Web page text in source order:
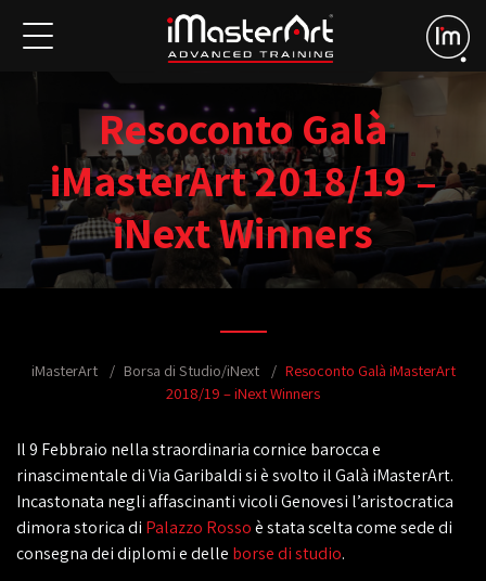
Resoconto Galà
iMasterArt 2018/19 –
iNext Winners
iMasterArt Borsa di Studio/iNext
Resoconto Galà iMasterArt
2018/19 – iNext Winners
Il 9 Febbraio nella straordinaria cornice barocca e
rinascimentale di Via Garibaldi si è svolto il Galà iMasterArt.
Incastonata negli affascinanti vicoli Genovesi l’aristocratica
dimora storica di Palazzo Rossoè stata scelta come sede di
consegna dei diplomi e delle borse di studio.